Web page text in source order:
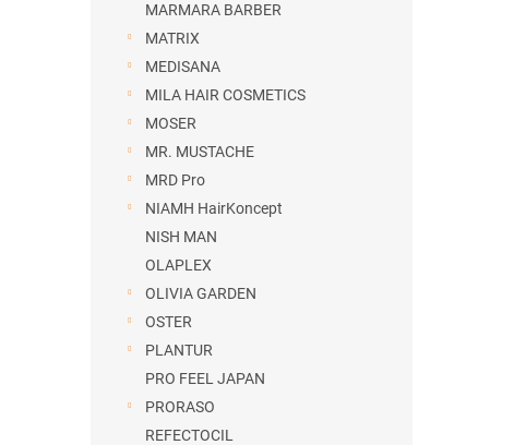
MARMARA BARBER
MATRIX
MEDISANA
MILA HAIR COSMETICS
MOSER
MR. MUSTACHE
MRD Pro
NIAMH HairKoncept
NISH MAN
OLAPLEX
OLIVIA GARDEN
OSTER
PLANTUR
PRO FEEL JAPAN
PRORASO
REFECTOCIL